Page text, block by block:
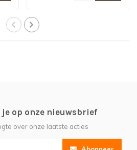
op onze nieuwsbrief
over onze laatste acties